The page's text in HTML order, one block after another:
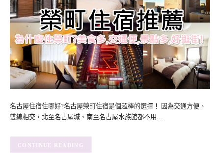
名古屋住宿住哪好?名古屋榮町住宿是個超棒的選擇！ 因為交通方便、
雙線相交，北至名古屋城、南至名古屋水族館都不用…
CONTINUE READING